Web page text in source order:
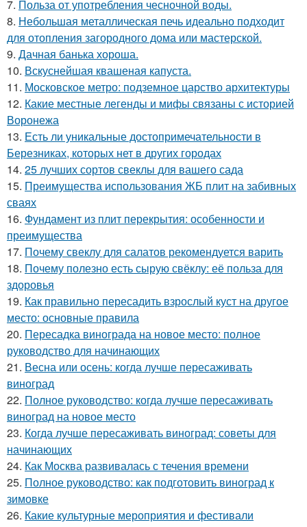
7. Польза от употребления чесночной воды.
8. Небольшая металлическая печь идеально подходит
для отопления загородного дома или мастерской.
9. Дачная банька хороша.
10. Вскуснейшая квашеная капуста.
11. Московское метро: подземное царство архитектуры
12. Какие местные легенды и мифы связаны с историей
Воронежа
13. Есть ли уникальные достопримечательности в
Березниках, которых нет в других городах
14. 25 лучших сортов свеклы для вашего сада
15. Преимущества использования ЖБ плит на забивных
сваях
16. Фундамент из плит перекрытия: особенности и
преимущества
17. Почему свеклу для салатов рекомендуется варить
18. Почему полезно есть сырую свёклу: её польза для
здоровья
19. Как правильно пересадить взрослый куст на другое
место: основные правила
20. Пересадка винограда на новое место: полное
руководство для начинающих
21. Весна или осень: когда лучше пересаживать
виноград
22. Полное руководство: когда лучше пересаживать
виноград на новое место
23. Когда лучше пересаживать виноград: советы для
начинающих
24. Как Москва развивалась с течения времени
25. Полное руководство: как подготовить виноград к
зимовке
26. Какие культурные мероприятия и фестивали